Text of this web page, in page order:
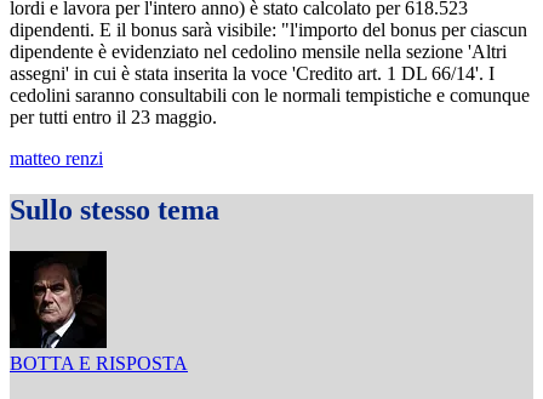
lordi e lavora per l'intero anno) è stato calcolato per 618.523
dipendenti. E il bonus sarà visibile: "l'importo del bonus per ciascun
dipendente è evidenziato nel cedolino mensile nella sezione 'Altri
assegni' in cui è stata inserita la voce 'Credito art. 1 DL 66/14'. I
cedolini saranno consultabili con le normali tempistiche e comunque
per tutti entro il 23 maggio.
matteo renzi
Sullo stesso tema
BOTTA E RISPOSTA